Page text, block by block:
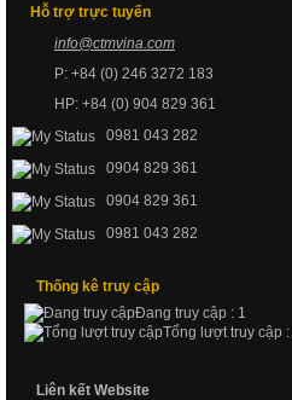
Hỗ trợ trực tuyến
info@ctmvina.com
P: +84 (0) 246 3272 183
HP: +84 (0) 904 829 361
0981 043 282
0904 829 361
0904 829 361
0981 043 282
Thống kê truy cập
Đang truy cập : 1
Tổng lượt truy cập :
Liên kết Website